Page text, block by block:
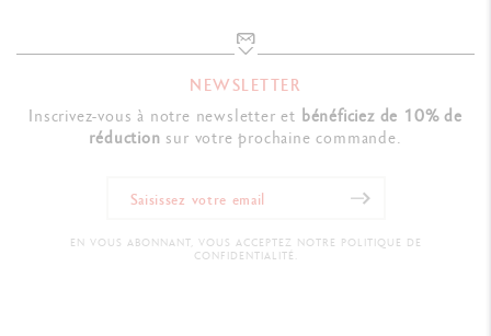
NEWSLETTER
Inscrivez-vous à notre newsletter et bénéficiez de 10% de
réduction sur votre prochaine commande.
EN VOUS ABONNANT, VOUS ACCEPTEZ NOTRE POLITIQUE DE
CONFIDENTIALITÉ.